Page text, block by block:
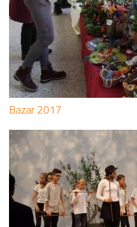
Bazar 2017